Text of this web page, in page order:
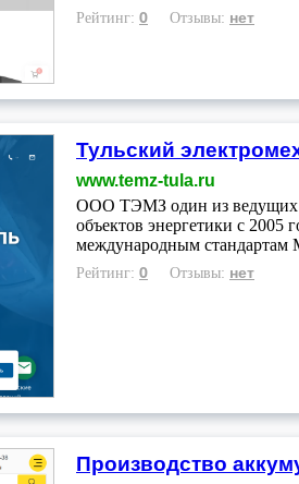
Рейтинг: 0 Отзывы: нет
Тульский
www.temz-tula.ru
ООО ТЭМЗ один из ведущих
объектов энергетики с 2005
международным
Рейтинг: 0 Отзывы: нет
Производство